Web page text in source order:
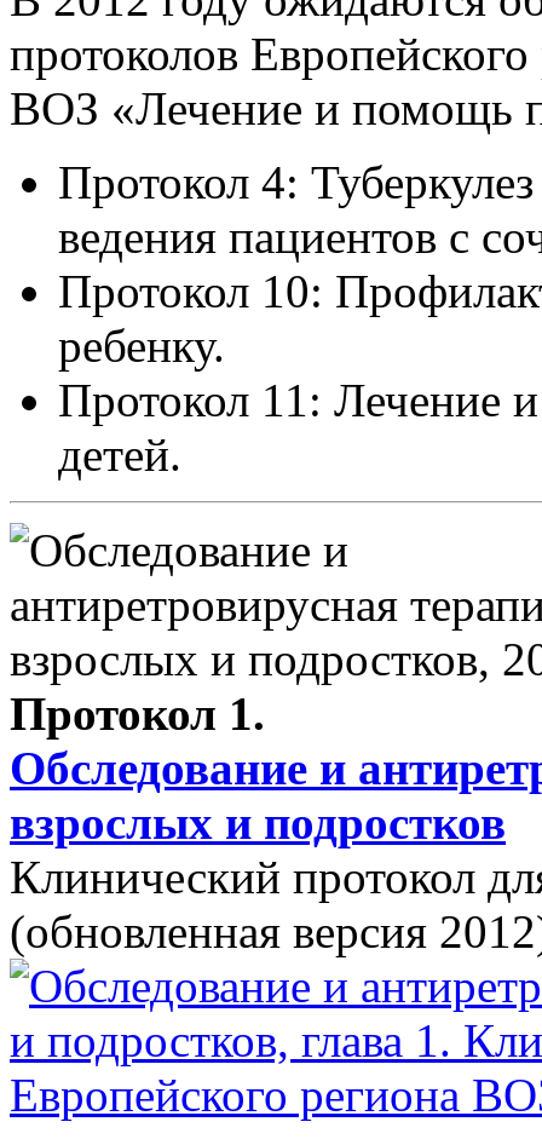
протоколов
ВОЗ «Лечение и
Протокол 4:
ведения пациентов с
Протокол 10:
ребенку.
Протокол 11:
детей.
Протокол 1.
Обследование и
взрослых и подростков
Клинический протокол
(обновленная версия